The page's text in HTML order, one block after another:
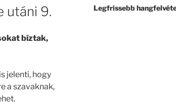
utáni 9.
bíztak,
jelenti, hogy
a szavaknak,
Legfrissebb